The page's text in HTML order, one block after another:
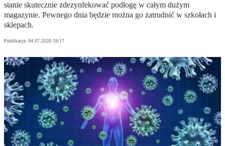
stanie skutecznie zdezynfekować podłogę w całym dużym
magazynie. Pewnego dnia będzie można go zatrudnić w szkołach i
sklepach.
Publikacja: 04.07.2020 18:17